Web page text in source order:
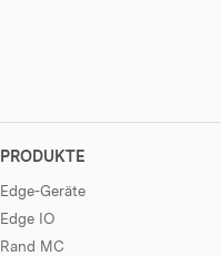
PRODUKTE
Edge-Geräte
Edge IO
Rand MC